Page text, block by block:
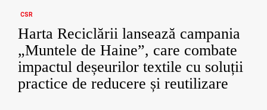
CSR
Harta Reciclării lansează campania
„Muntele de Haine”, care combate
impactul deșeurilor textile cu soluții
practice de reducere și reutilizare